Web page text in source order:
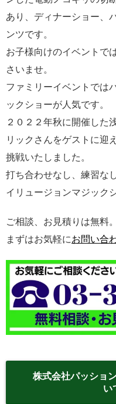
あり、ディナーショー、
ンツです。
お子様向けのイベントで
さいませ。
ファミリーイベントでは
ックショーが人気です。
２０２２年秋に開催した
リックさんをゲストに迎
挑戦いたしました。
打ち合わせなし、練習な
イリュージョンマジック
ご相談、お見積りは無料。
まずはお気軽にお問い合
株式会社パッショ
い